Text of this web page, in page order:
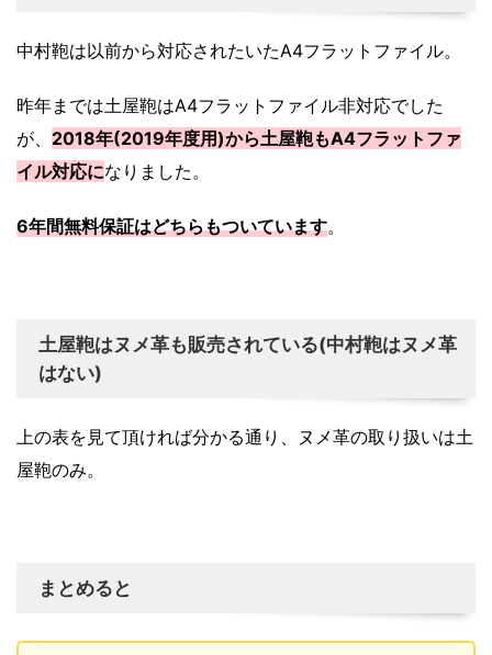
中村鞄は以前から対応されたいたA4フラットファイル。
昨年までは土屋鞄はA4フラットファイル非対応でした
が、 2018年(2019年度用)から土屋鞄もA4フラットファ
イル対応になりました。
6年間無料保証はどちらもついています。
土屋鞄はヌメ革も販売されている(中村鞄はヌメ革
はない)
上の表を見て頂ければ分かる通り、ヌメ革の取り扱いは土
屋鞄のみ。
まとめると